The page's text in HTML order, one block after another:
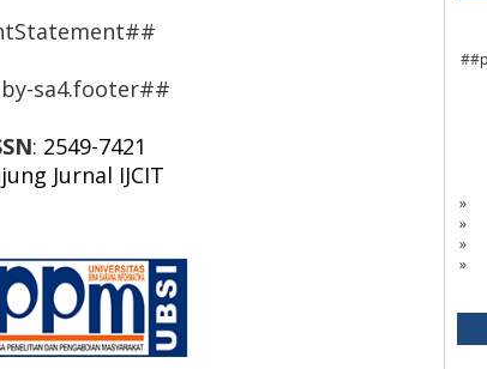
sa4.footer##
: 2549-7421
Jurnal IJCIT